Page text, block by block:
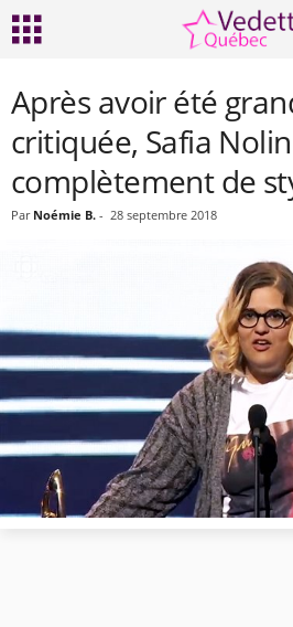
Après avoir été
critiquée, Safia
complètement de
Par Noémie B. - 28 septembre 2018